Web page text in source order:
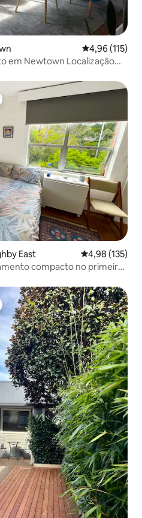
4,96 de uma
4,96 (115)
em Newtown Localização
dos hóspedes
East 4,98 de uma
4,98 (135)
compacto no primeiro
dos hóspedes